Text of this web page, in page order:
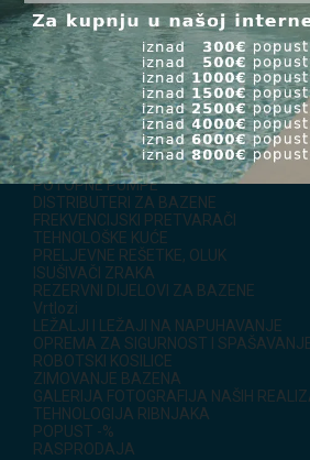
SOLARNO GRIJANJE
MATERIJAL ZA UGRADNJU
PRIPREMA BAZENSKE VODE
SOLINATORI
AUTOMATSKA OBRADA KLOROM
VRTNI TUŠEVI
ČIŠĆENJE BAZENA
POKRIVANJE RAZINE
LJESTVE I STEPENICE
PROTUSTRUJENJA, MASAŽE, MJERI,
POTOPNE PUMPE
DISTRIBUTERI ZA BAZENE
FREKVENCIJSKI PRETVARAČI
TEHNOLOŠKE KUĆE
PRELJEVNE REŠETKE, OLUK
ISUŠIVAČI ZRAKA
REZERVNI DIJELOVI ZA BAZENE
Vrtlozi
LEŽALJI I LEŽAJI NA NAPUHAVANJE
OPREMA ZA SIGURNOST I
ROBOTSKI KOSILICE
ZIMOVANJE BAZENA
GALERIJA FOTOGRAFIJA NAŠIH
TEHNOLOGIJA RIBNJAKA
POPUST -%
RASPRODAJA